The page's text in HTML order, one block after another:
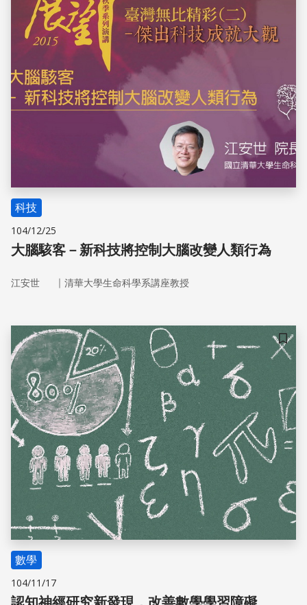
科技
104/12/25
大腦駭客－新科技將控制大腦改變人類行為
江安世 ｜ 清華大學生命科學系講座教授
儲存
數學
104/11/17